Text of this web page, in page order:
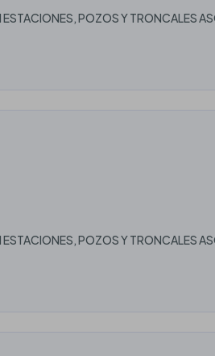
ESTACIONES, POZOS Y TRONCALES
ESTACIONES, POZOS Y TRONCALES